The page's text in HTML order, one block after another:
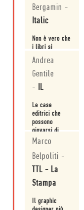
Bergamin -
Italic
Non è vero che
i libri si
giudicano
anche dalla
copertina: i
giudicano
dalla
copertina.
Andrea
Gentile
- IL
Le case
editrici che
possono
giovarsi di
grafici e
quotati
rappresentano
fonte di
affidabilità.
Marco
Belpoliti -
TTL - La
Stampa
Il graphic